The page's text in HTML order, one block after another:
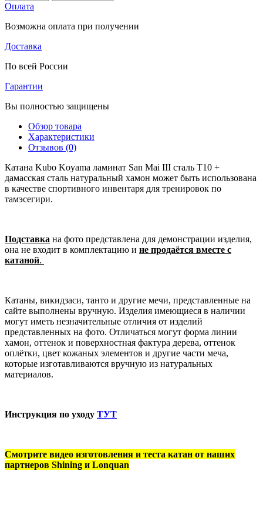
Оплата
Возможна оплата при получении
Доставка
По всей России
Гарантии
Вы полностью защищены
Обзор товара
Характеристики
Отзывов (0)
Катана Kubo Koyama ламинат San Mai III сталь T10 +
дамасская сталь натуральный хамон может быть использована
в качестве спортивного инвентаря для тренировок по
тамэсегири.
Подставка на фото представлена для демонстрации изделия,
она не входит в комплектацию и не продаётся вместе с
катаной.
Катаны, викидзаси, танто и другие мечи, представленные на
сайте выполнены вручную. Изделия имеющиеся в наличии
могут иметь незначительные отличия от изделий
представленных на фото. Отличаться могут форма линии
хамон, оттенок и поверхностная фактура дерева, оттенок
оплётки, цвет кожаных элементов и другие части меча,
которые изготавливаются вручную из натуральных
материалов.
Инструкция по уходу ТУТ
Смотрите видео изготовления и теста катан от наших
партнеров Shining и Lonquan